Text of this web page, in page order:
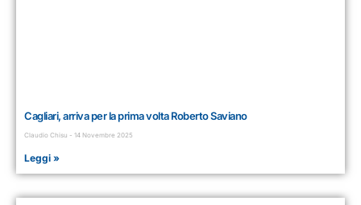
Cagliari, arriva per la prima volta Roberto Saviano
Claudio Chisu 14 Novembre 2025
Leggi »